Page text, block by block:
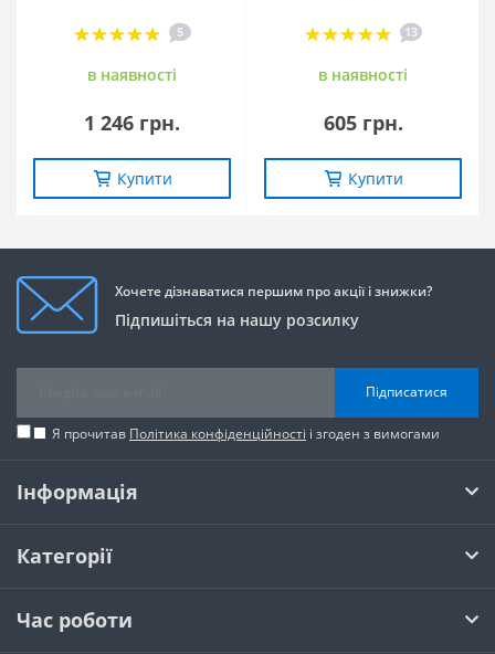
5
в наявностi
1 246 грн.
Купити
13
в наявностi
605 грн.
Купити
Хочете дізнаватися першим про акції і знижки?
Підпишіться на нашу розсилку
Підписатися
Я прочитав Політика конфіденційності і згоден з вимогами
Інформація
Категорії
Час роботи